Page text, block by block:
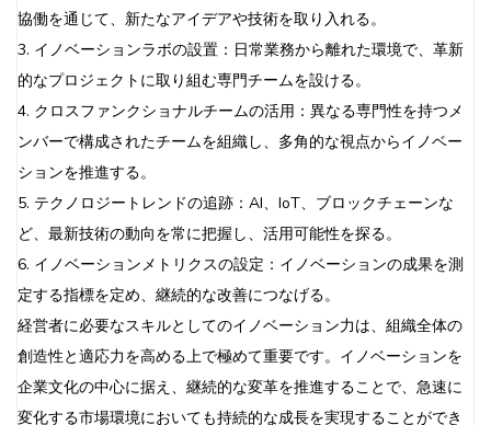
協働を通じて、新たなアイデアや技術を取り入れる。
3. イノベーションラボの設置：日常業務から離れた環境で、革新
的なプロジェクトに取り組む専門チームを設ける。
4. クロスファンクショナルチームの活用：異なる専門性を持つメ
ンバーで構成されたチームを組織し、多角的な視点からイノベー
ションを推進する。
5. テクノロジートレンドの追跡：AI、IoT、ブロックチェーンな
ど、最新技術の動向を常に把握し、活用可能性を探る。
6. イノベーションメトリクスの設定：イノベーションの成果を測
定する指標を定め、継続的な改善につなげる。
経営者に必要なスキルとしてのイノベーション力は、組織全体の
創造性と適応力を高める上で極めて重要です。イノベーションを
企業文化の中心に据え、継続的な変革を推進することで、急速に
変化する市場環境においても持続的な成長を実現することができ